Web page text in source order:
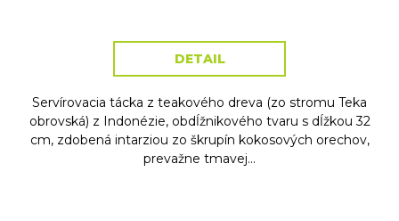
DETAIL
Servírovacia tácka z teakového dreva (zo stromu Teka
obrovská) z Indonézie, obdĺžnikového tvaru s dĺžkou 32
cm, zdobená intarziou zo škrupín kokosových orechov,
prevažne tmavej...